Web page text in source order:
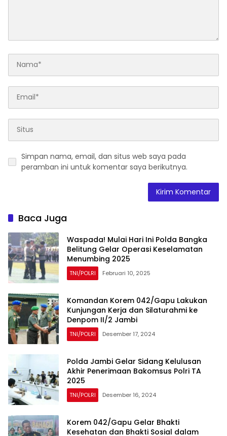
Simpan nama, email, dan situs web saya pada
peramban ini untuk komentar saya berikutnya.
Baca Juga
Waspada! Mulai Hari Ini Polda Bangka
Belitung Gelar Operasi Keselamatan
Menumbing 2025
TNI/POLRI Februari 10, 2025
Komandan Korem 042/Gapu Lakukan
Kunjungan Kerja dan Silaturahmi ke
Denpom II/2 Jambi
TNI/POLRI Desember 17, 2024
Polda Jambi Gelar Sidang Kelulusan
Akhir Penerimaan Bakomsus Polri TA
2025
TNI/POLRI Desember 16, 2024
Korem 042/Gapu Gelar Bhakti
Kesehatan dan Bhakti Sosial dalam